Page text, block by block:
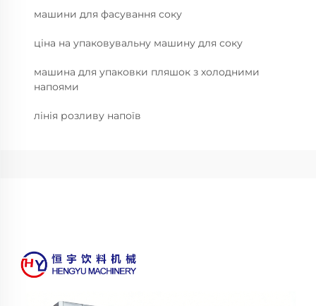
машини для фасування соку
ціна на упаковувальну машину для соку
машина для упаковки пляшок з холодними
напоями
лінія розливу напоїв